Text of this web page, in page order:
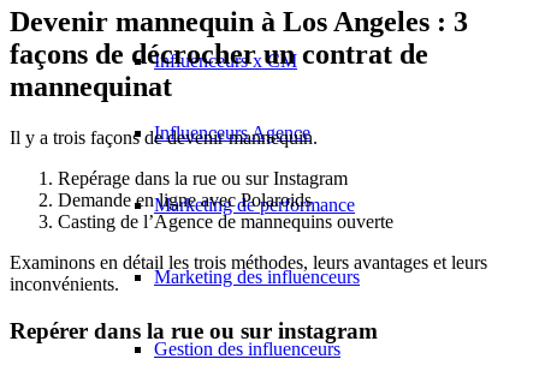
Influenceurs x CM
Influenceurs Agence
Marketing de performance
Marketing des influenceurs
Gestion des influenceurs
Devenir mannequin à Los Angeles : 3
façons de décrocher un contrat de
mannequinat
Il y a trois façons de devenir mannequin.
Repérage dans la rue ou sur Instagram
Demande en ligne avec Polaroids
Casting de l’Agence de mannequins ouverte
Examinons en détail les trois méthodes, leurs avantages et leurs
inconvénients.
Repérer dans la rue ou sur instagram